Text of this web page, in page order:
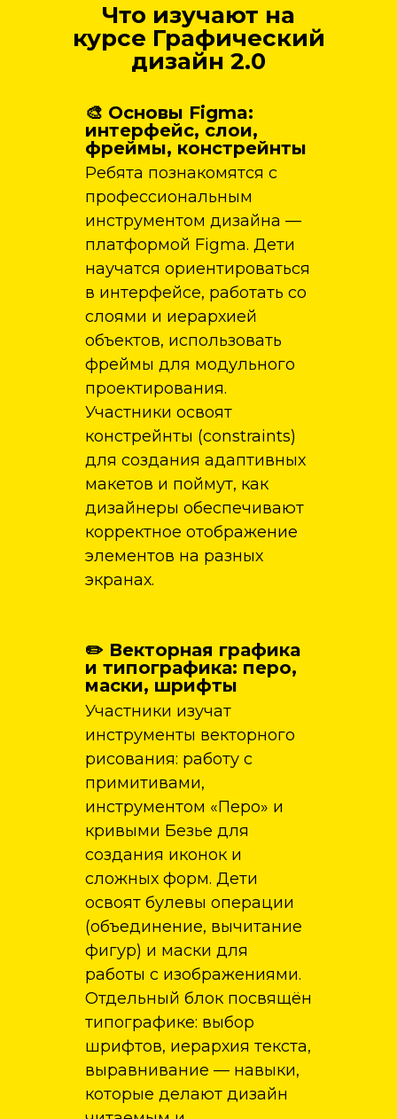
Что изучают на
курсе Графический
дизайн 2.0
✏️ Векторная графика
и типографика: перо,
маски, шрифты
Участники изучат
инструменты векторного
рисования: работу с
примитивами,
инструментом «Перо» и
кривыми Безье для
создания иконок и
сложных форм. Дети
освоят булевы операции
(объединение, вычитание
фигур) и маски для
работы с изображениями.
Отдельный блок посвящён
типографике: выбор
шрифтов, иерархия текста,
выравнивание — навыки,
которые делают дизайн
🎨 Основы Figma:
интерфейс, слои,
фреймы, констрейнты
Ребята познакомятся с
профессиональным
инструментом дизайна —
платформой Figma. Дети
научатся ориентироваться
в интерфейсе, работать со
слоями и иерархией
объектов, использовать
фреймы для модульного
проектирования.
Участники освоят
констрейнты (constraints)
для создания адаптивных
макетов и поймут, как
дизайнеры обеспечивают
корректное отображение
элементов на разных
экранах.